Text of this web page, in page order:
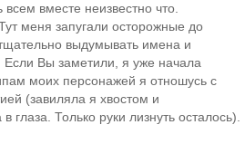
всем вместе неизвестно что.
меня запугали осторожные до
выдумывать имена и
Если Вы заметили, я уже начала
моих персонажей я отношусь с
(завиляла я хвостом и
глаза. Только руки лизнуть осталось).